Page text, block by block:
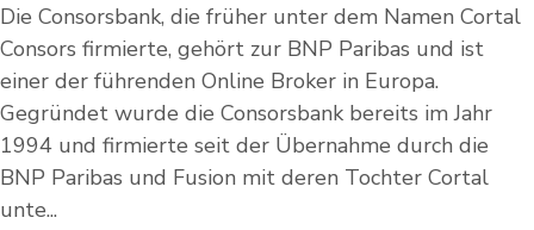
Die Consorsbank, die früher unter dem Namen Cortal
Consors firmierte, gehört zur BNP Paribas und ist
einer der führenden Online Broker in Europa.
Gegründet wurde die Consorsbank bereits im Jahr
1994 und firmierte seit der Übernahme durch die
BNP Paribas und Fusion mit deren Tochter Cortal
unte...